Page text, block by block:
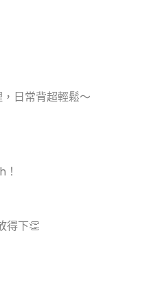
日常背超輕鬆～
得下👏